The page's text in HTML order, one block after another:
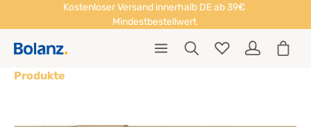
Kostenloser Versand innerhalb DE ab 39€
Mindestbestellwert
Produkte